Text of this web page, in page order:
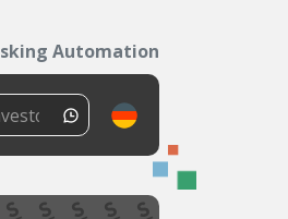
Automation